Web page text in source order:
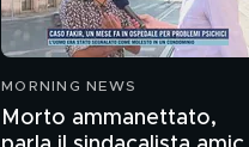
MORNING NEWS
Morto ammanettato,